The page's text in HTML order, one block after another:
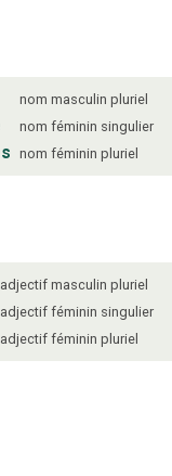
nom masculin pluriel
nom féminin singulier
nom féminin pluriel
adjectif masculin pluriel
adjectif féminin singulier
adjectif féminin pluriel